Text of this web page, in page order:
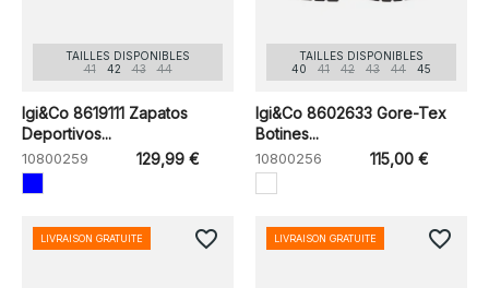
TAILLES DISPONIBLES
41
42 43 44
Igi&Co 8619111 Zapatos
Deportivos...
10800259 129,99 €
TAILLES DISPONIBLES
40
41 42 43 44 45
Igi&Co 8602633 Gore-Tex
Botines...
10800256 115,00 €
LIVRAISON GRATUITE favorite_border LIVRAISON GRATUITE favorite_border